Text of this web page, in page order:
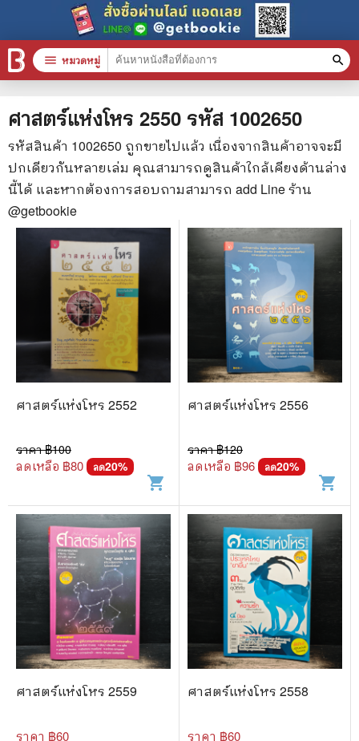
ศาสตร์แห่งโหร 2550 รหัส 1002650
รหัสสินค้า 1002650 ถูกขายไปแล้ว เนื่องจากสินค้าอาจจะมี
ปกเดียวกันหลายเล่ม คุณสามารถดูสินค้าใกล้เคียงด้านล่าง
นี้ได้ และหากต้องการสอบถามสามารถ add Line ร้าน
@getbookie
ศาสตร์แห่งโหร 2552
ราคา ฿100
ลดเหลือ ฿80 ลด20%
shopping_cart
ศาสตร์แห่งโหร 2556
ราคา ฿120
ลดเหลือ ฿96 ลด20%
shopping_cart
ศาสตร์แห่งโหร 2559
ราคา ฿60
ศาสตร์แห่งโหร 2558
ราคา ฿60
menu หมวดหมู่ search
หมวดหมู่สินค้า
หนังสือทั้งหมด
stars สินค้าใช้เฉพาะแต้มเท่านั้น
📚 หนังสือทั่วไป
🦄 วรรณกรรม นิยาย เรื่องสั้น
🎓 การศึกษา
😼 หนังสือการ์ตูน
🐲 หนังสือเด็ก
🎲 Board Game